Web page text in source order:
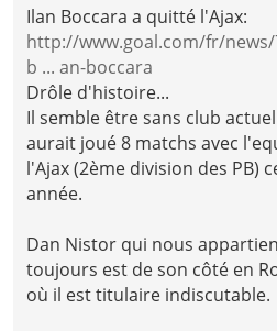
Ilan Boccara a quitté l'Ajax:
http://www.goal.com/fr/news/
b ... an-boccara
Drôle d'histoire...
Il semble être sans club
aurait joué 8 matchs avec
l'Ajax (2ème division des PB)
année.
Dan Nistor qui nous
toujours est de son côté en
où il est titulaire indiscutable.